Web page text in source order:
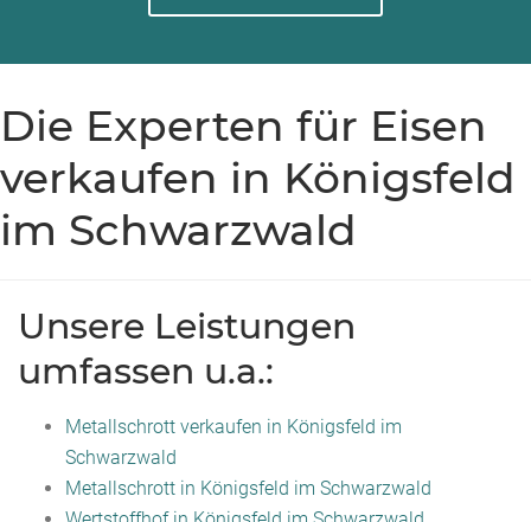
Die Experten für Eisen
verkaufen in Königsfeld
im Schwarzwald
Unsere Leistungen
umfassen u.a.:
Metallschrott verkaufen in Königsfeld im
Schwarzwald
Metallschrott in Königsfeld im Schwarzwald